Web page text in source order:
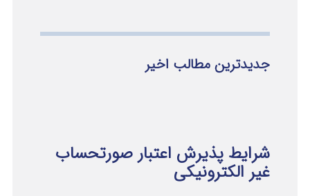
جدیدترین مطالب اخیر
شرایط پذیرش اعتبار صورتحساب
غیر الکترونیکی